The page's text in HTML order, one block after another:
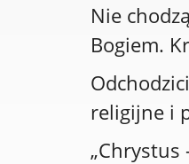
Nie
Bogiem.
religijne i
„Chrystus